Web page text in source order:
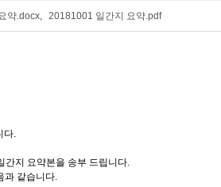
약.docx, 20181001 일간지 요약.pdf
다.
간지 요약본을 송부 드립니다.
과 같습니다.